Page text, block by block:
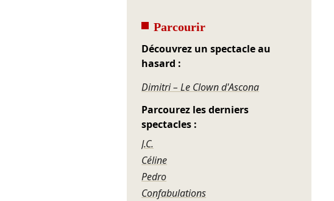
Parcourir
Découvrez un spectacle au
hasard :
Dimitri – Le Clown d'Ascona
Parcourez les derniers
spectacles :
J.C.
Céline
Pedro
Confabulations